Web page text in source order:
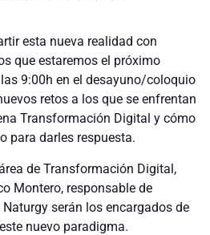
esta nueva realidad con
que estaremos el próximo
9:00h en el desayuno/coloquio
retos a los que se enfrentan
Transformación Digital y cómo
para darles respuesta.
de Transformación Digital,
Montero, responsable de
serán los encargados de
nuevo paradigma.